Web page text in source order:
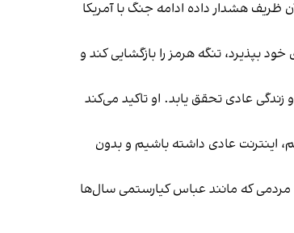
ظریف هشدار داده ادامه جنگ با آمریکا
بپذیرد، تنگه هرمز را بازگشایی کند و
عادی تحقق یابد. او تاکید می‌کند
اینترنت عادی داشته باشیم و بدون
مردمی که مانند عباس کیارستمی سال‌ها